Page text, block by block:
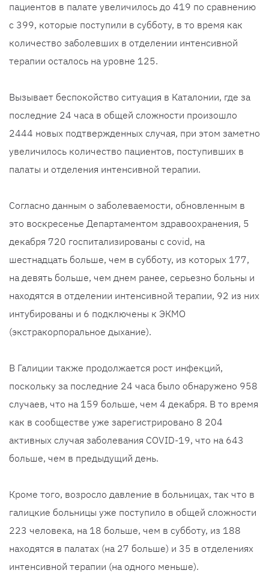
пациентов в палате увеличилось до 419 по сравнению
с 399, которые поступили в субботу, в то время как
количество заболевших в отделении интенсивной
терапии осталось на уровне 125.
Вызывает беспокойство ситуация в Каталонии, где за
последние 24 часа в общей сложности произошло
2444 новых подтвержденных случая, при этом заметно
увеличилось количество пациентов, поступивших в
палаты и отделения интенсивной терапии.
Согласно данным о заболеваемости, обновленным в
это воскресенье Департаментом здравоохранения, 5
декабря 720 госпитализированы с covid, на
шестнадцать больше, чем в субботу, из которых 177,
на девять больше, чем днем ​​ранее, серьезно больны и
находятся в отделении интенсивной терапии, 92 из них
интубированы и 6 подключены к ЭКМО
(экстракорпоральное дыхание).
В Галиции также продолжается рост инфекций,
поскольку за последние 24 часа было обнаружено 958
случаев, что на 159 больше, чем 4 декабря. В то время
как в сообществе уже зарегистрировано 8 204
активных случая заболевания COVID-19, что на 643
больше, чем в предыдущий день.
Кроме того, возросло давление в больницах, так что в
галицкие больницы уже поступило в общей сложности
223 человека, на 18 больше, чем в субботу, из 188
находятся в палатах (на 27 больше) и 35 в отделениях
интенсивной терапии (на одного меньше).